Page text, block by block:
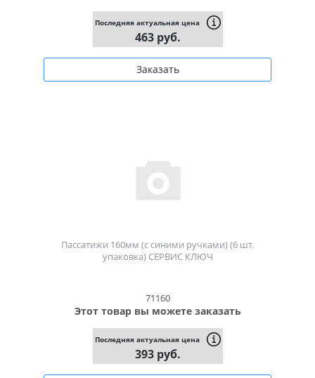
Последняя актуальная цена
463 руб.
Заказать
Пассатижи 160мм (с синими ручками) (6 шт.
упаковка) СЕРВИС КЛЮЧ
71160
Этот товар вы можете заказать
Последняя актуальная цена
393 руб.